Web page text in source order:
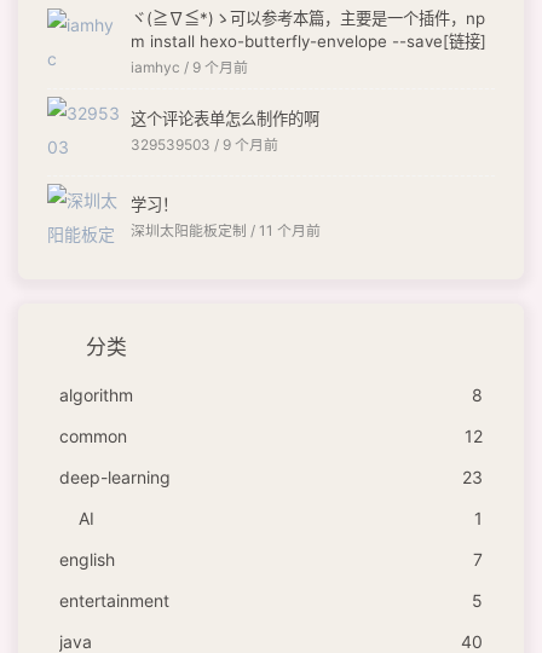
ヾ(≧∇≦*)ゝ可以参考本篇，主要是一个插件，np
m install hexo-butterfly-envelope --save[链接]
iamhyc / 9 个月前
这个评论表单怎么制作的啊
329539503 / 9 个月前
学习！
深圳太阳能板定制 / 11 个月前
分类
algorithm
8
common
12
deep-learning
23
AI
1
english
7
entertainment
5
java
40